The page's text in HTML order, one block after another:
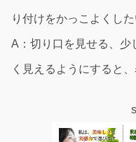
り付けをかっこよくした
A：切り口を見せる、少
く見えるようにすると、